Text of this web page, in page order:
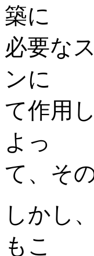
築に
必要な
ンに
て作用
よっ
て、そ
しかし
もこ